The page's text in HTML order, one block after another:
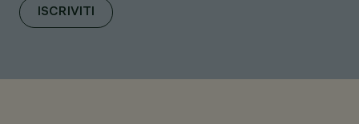
ISCRIVITI